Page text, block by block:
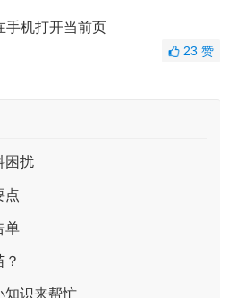
手机打开当前页
23赞
困扰
点
单
知识来帮忙